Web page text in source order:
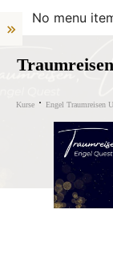
No menu
Kurse Engel Traumreisen